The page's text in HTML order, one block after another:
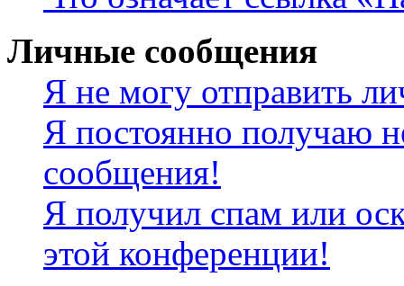
Личные сообщения
Я не могу отправить
Я постоянно получаю
сообщения!
Я получил спам или
этой конференции!